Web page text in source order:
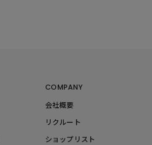
COMPANY
会社概要
リクルート
ショップリスト